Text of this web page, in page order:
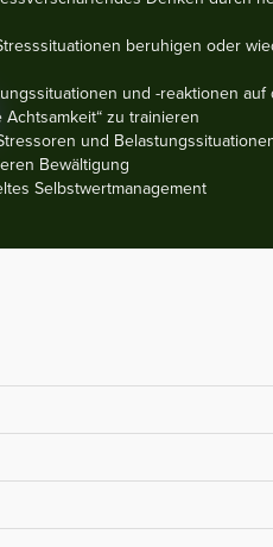
beruhigen oder
und -reaktionen auf
zu trainieren
und
Bewältigung
Selbstwertmanagement